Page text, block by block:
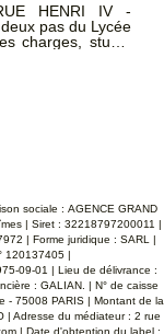
GAMBETTA
Petit Immeuble
avec cuisine
DES LIEUX
sociale : AGENCE GRAND
| Siret : 32218797200011 |
| Forme juridique : SARL |
120137405 |
09-01 | Lieu de délivrance :
: GALIAN. | N° de caisse
- 75008 PARIS | Montant de la
| Adresse du médiateur : 2 rue
| Date d'obtention du label :